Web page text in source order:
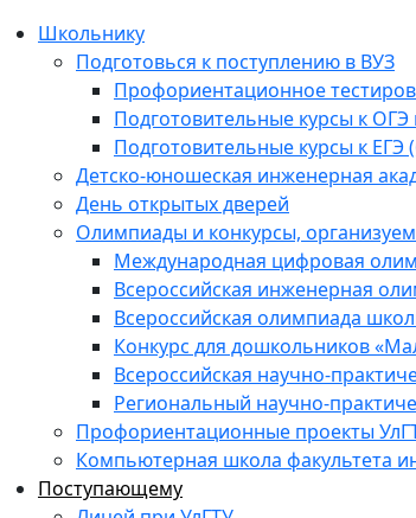
Школьнику
Подготовься к поступлению в ВУЗ
Профориентационное
Подготовительные курсы к
Подготовительные курсы к
Детско-юношеская инженерная
День открытых дверей
Олимпиады и конкурсы,
Международная цифровая
Всероссийская инженерная
Всероссийская олимпиада
Конкурс для дошкольников
Всероссийская научно-
Региональный научно-
Профориентационные проекты
Компьютерная школа факультета
Поступающему